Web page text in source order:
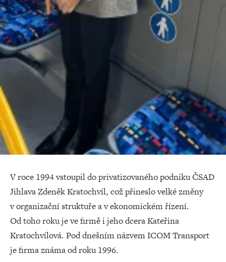
V roce 1994 vstoupil do privatizovaného podniku ČSAD
Jihlava Zdeněk Kratochvíl, což přineslo velké změny
v organizační struktuře a v ekonomickém řízení.
Od toho roku je ve firmě i jeho dcera Kateřina
Kratochvílová. Pod dnešním názvem ICOM Transport
je firma známa od roku 1996.